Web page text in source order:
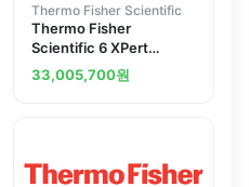
Thermo Fisher Scientific
Thermo Fisher
Scientific 6 XPert
Filtered Balance Syst
3950622
33,005,700원